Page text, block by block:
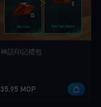
神話印記禮包
35.95 MOP